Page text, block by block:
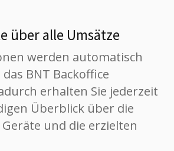
über alle Umsätze
werden automatisch
BNT Backoffice
erhalten Sie jederzeit
Überblick über die
und die erzielten